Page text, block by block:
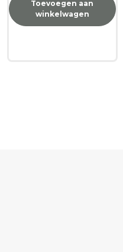
Toevoegen aan
winkelwagen